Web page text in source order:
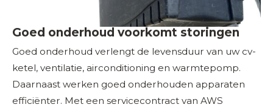
Goed onderhoud voorkomt storingen
Goed onderhoud verlengt de levensduur van uw cv-
ketel, ventilatie, airconditioning en warmtepomp.
Daarnaast werken goed onderhouden apparaten
efficiënter. Met een servicecontract van AWS